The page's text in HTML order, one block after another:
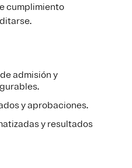
cumplimiento
admisión y
y aprobaciones.
y resultados